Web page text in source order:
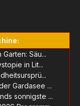
Säu...
in Lit...
Gardasee ...
sonnigste ...